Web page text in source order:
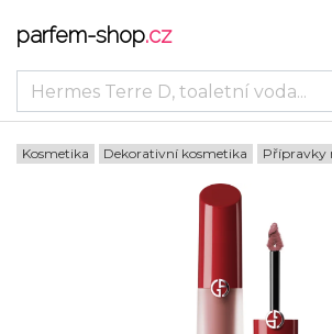
parfem-shop.cz
Kosmetika Dekorativní kosmetika Přípravky